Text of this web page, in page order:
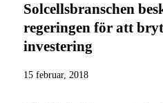
Solcellsbranschen
regeringen för att
investering
15 februar, 2018